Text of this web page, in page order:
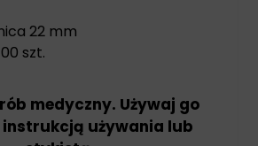
22 mm
szt.
medyczny. Używaj go
instrukcją używania lub